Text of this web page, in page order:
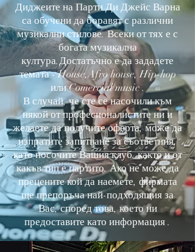
Диджеите на Парти Ди Джейс Варна
са обучени да боравят с различни
музикални стилове. Всеки от тях е с
богата музикална
култура.Достатъчно е да зададете
темата - House,Afro house, Hip-hop
или Comercial music .
В случай, че сте се насочили към
някой от професионалистите ни и
желаете да получите оферта, може да
изпратите запитване за съответния,
като посочите Вашия клуб, както и от
какъв тип е партито. Ако не може да
прецените кой да наемете, фирмата
ще препоръча най-подходящия за
Вас, според това, което ни
предоставите като информация .